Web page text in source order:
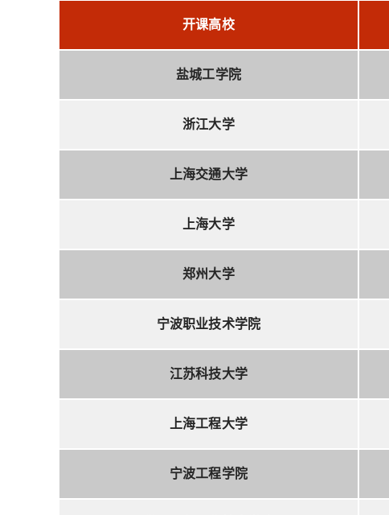
开课高校
盐城工学院
浙江大学
上海交通大学
上海大学
郑州大学
宁波职业技术学院
江苏科技大学
上海工程大学
宁波工程学院